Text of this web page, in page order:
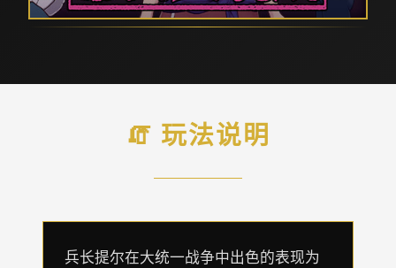
🧯 玩法说明
兵长提尔在大统一战争中出色的表现为